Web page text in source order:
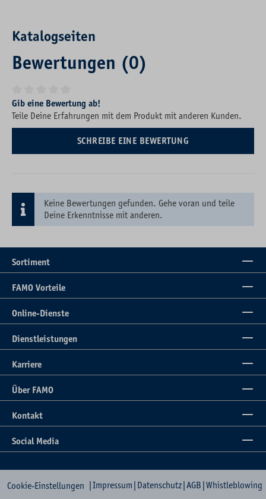
Katalogseiten
Bewertungen (0)
Durchschnittliche Bewertung von 0 von 5 Sternen
Gib eine Bewertung ab!
Teile Deine Erfahrungen mit dem Produkt mit anderen Kunden.
SCHREIBE EINE BEWERTUNG
Keine Bewertungen gefunden. Gehe voran und teile
Deine Erkenntnisse mit anderen.
Sortiment
FAMO Vorteile
Online-Dienste
Dienstleistungen
Karriere
Über FAMO
Kontakt
Social Media
Cookie-Einstellungen Impressum Datenschutz AGB Whistleblowing